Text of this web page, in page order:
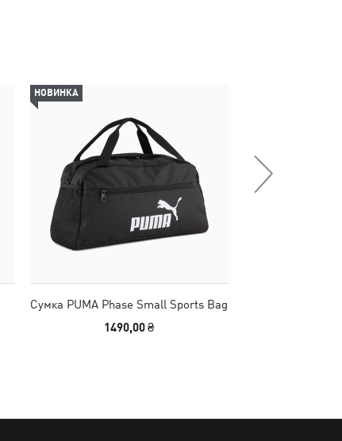
НОВИНКА
Сумка PUMA Phase Small Sports Bag
1490,00 ₴